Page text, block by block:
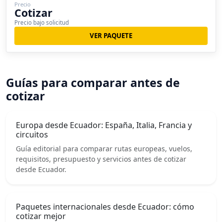
Precio
Cotizar
Precio bajo solicitud
VER PAQUETE
Guías para comparar antes de
cotizar
Europa desde Ecuador: España, Italia, Francia y
circuitos
Guía editorial para comparar rutas europeas, vuelos,
requisitos, presupuesto y servicios antes de cotizar
desde Ecuador.
Paquetes internacionales desde Ecuador: cómo
cotizar mejor